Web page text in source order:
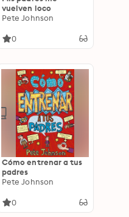
vuelven loco
Pete Johnson
0
Cómo entrenar a tus
padres
Pete Johnson
0